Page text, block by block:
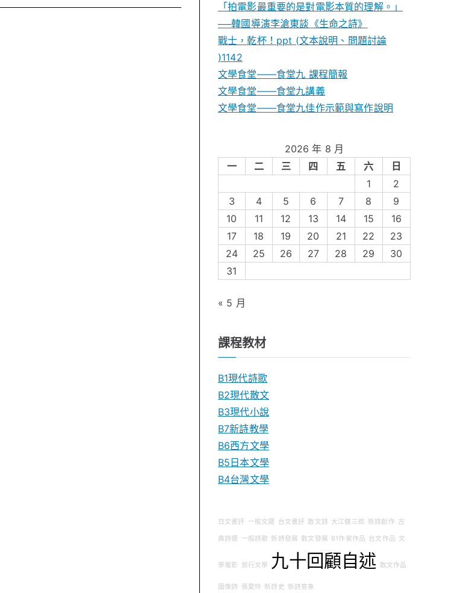
「拍電影最重要的是對電影本質的理解。」
──韓國導演李滄東談《生命之詩》
戰士，乾杯！ppt (文本說明、問題討論
)1142
文學食堂——食堂九 課程簡報
文學食堂――食堂九講義
文學食堂——食堂九佳作示範與寫作說明
2026 年 8 月
一
二 三 四 五 六
日
1
2
3
4 5 6 7 8
9
10
11 12 13 14 15
16
17
18 19 20 21 22
23
24
25 26 27 28 29
30
31
« 5 月
課程教材
B1現代詩歌
B2現代散文
B3現代小說
B7新詩教學
B6西方文學
B5日本文學
B4台灣文學
日文書評 一般文選 台文書評 散文詩 大江健三郎 新詩創作 古
典詩選 一般詩歌 新詩發展 散文發展 B1作家作品 台文作品 文
學電影 旅行文學 九十回顧自述 散文作品
圖像詩 張愛玲 新詩史 新詩意象